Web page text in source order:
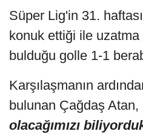
Süper Lig'in 31.
konuk ettiği ile uzatma
bulduğu golle 1-1
Karşılaşmanın
bulunan Çağdaş Atan,
olacağımızı